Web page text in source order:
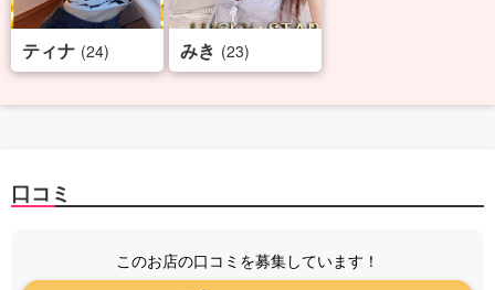
ティナ (24) みき (23)
口コミ
このお店の口コミを募集しています！